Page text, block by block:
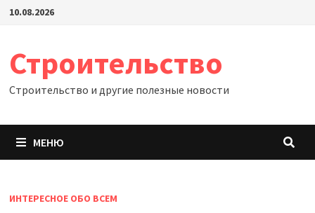
Перейти
10.08.2026
Строительство
Строительство и другие полезные новости
МЕНЮ
ИНТЕРЕСНОЕ ОБО ВСЕМ